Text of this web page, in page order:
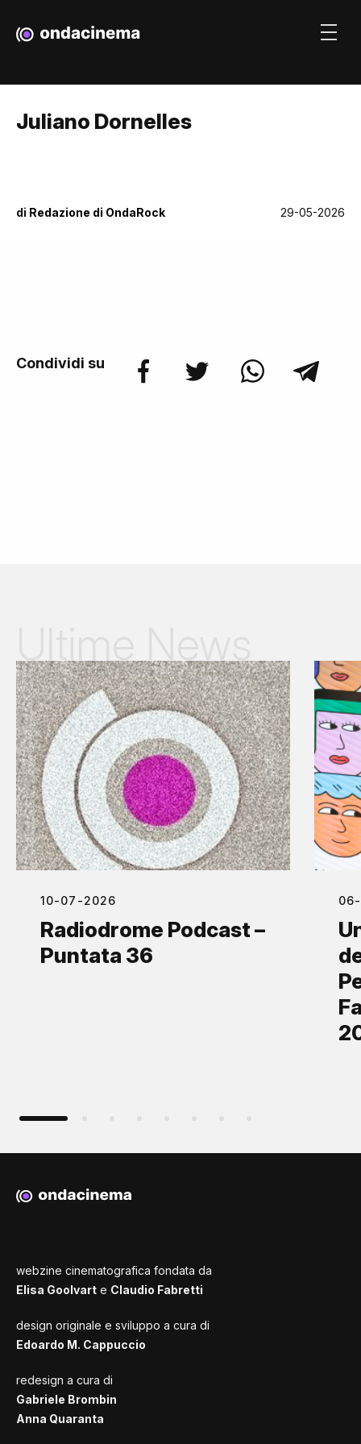
Juliano Dornelles
di Redazione di OndaRock 29-05-2026
Condividi su
10-07-2026
Radiodrome Podcast –
Puntata 36
webzine cinematografica fondata da
Elisa Goolvart e Claudio Fabretti
design originale e sviluppo a cura di
Edoardo M. Cappuccio
redesign a cura di
Gabriele Brombin
Anna Quaranta